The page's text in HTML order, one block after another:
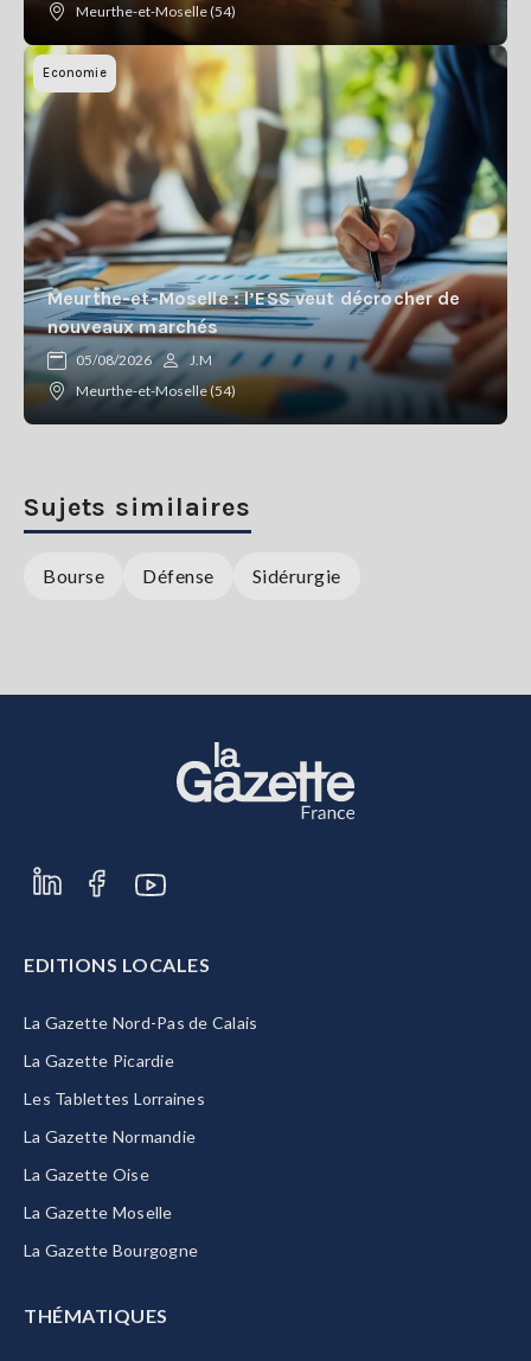
Meurthe-et-Moselle (54)
Economie
Meurthe-et-Moselle : l’ESS veut décrocher de
nouveaux marchés
05/08/2026
J.M
Meurthe-et-Moselle (54)
Sujets similaires
Bourse Défense Sidérurgie
EDITIONS LOCALES
La Gazette Nord-Pas de Calais
La Gazette Picardie
Les Tablettes Lorraines
La Gazette Normandie
La Gazette Oise
La Gazette Moselle
La Gazette Bourgogne
THÉMATIQUES